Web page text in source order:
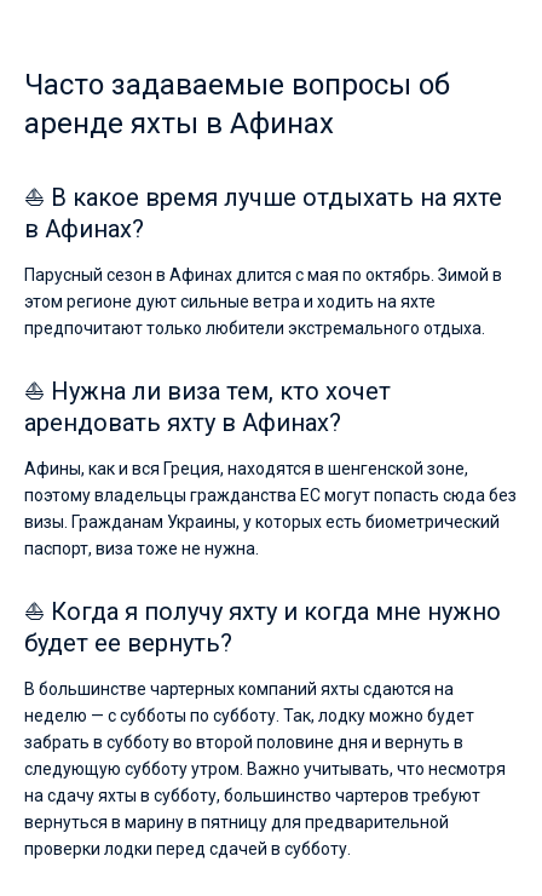
Часто задаваемые вопросы об
аренде яхты в Афинах
⛵ В какое время лучше отдыхать на яхте
в Афинах?
Парусный сезон в Афинах длится с мая по октябрь. Зимой в
этом регионе дуют сильные ветра и ходить на яхте
предпочитают только любители экстремального отдыха.
⛵ Нужна ли виза тем, кто хочет
арендовать яхту в Афинах?
Афины, как и вся Греция, находятся в шенгенской зоне,
поэтому владельцы гражданства ЕС могут попасть сюда без
визы. Гражданам Украины, у которых есть биометрический
паспорт, виза тоже не нужна.
⛵ Когда я получу яхту и когда мне нужно
будет ее вернуть?
В большинстве чартерных компаний яхты сдаются на
неделю — с субботы по субботу. Так, лодку можно будет
забрать в субботу во второй половине дня и вернуть в
следующую субботу утром. Важно учитывать, что несмотря
на сдачу яхты в субботу, большинство чартеров требуют
вернуться в марину в пятницу для предварительной
проверки лодки перед сдачей в субботу.